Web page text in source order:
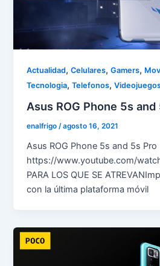
Actualidad,Celulares,Gamers,
Tecnologia,Telefonos,
Asus ROG Phone 5s and
enalfrigo/agosto 16, 2021
Asus ROG Phone 5s and 5s Pro
https://www.youtube.com/
PARA LOS QUE SE
con la última plataforma móvil